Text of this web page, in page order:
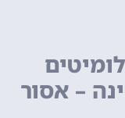
– אסור